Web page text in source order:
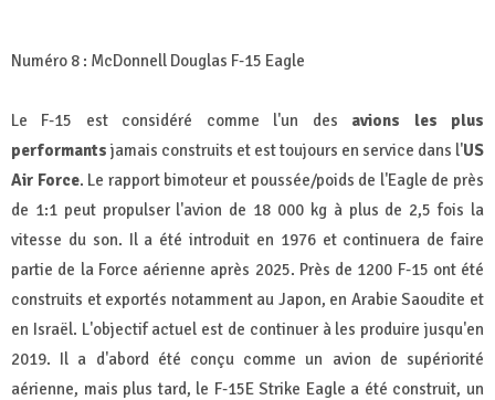
Numéro 8 : McDonnell Douglas F-15 Eagle
Le F-15 est considéré comme l'un des avions les plus
performants jamais construits et est toujours en service dans l'US
Air Force. Le rapport bimoteur et poussée/poids de l'Eagle de près
de 1:1 peut propulser l'avion de 18 000 kg à plus de 2,5 fois la
vitesse du son. Il a été introduit en 1976 et continuera de faire
partie de la Force aérienne après 2025. Près de 1200 F-15 ont été
construits et exportés notamment au Japon, en Arabie Saoudite et
en Israël. L'objectif actuel est de continuer à les produire jusqu'en
2019. Il a d'abord été conçu comme un avion de supériorité
aérienne, mais plus tard, le F-15E Strike Eagle a été construit, un